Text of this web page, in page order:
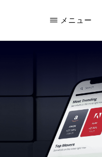
メニュー